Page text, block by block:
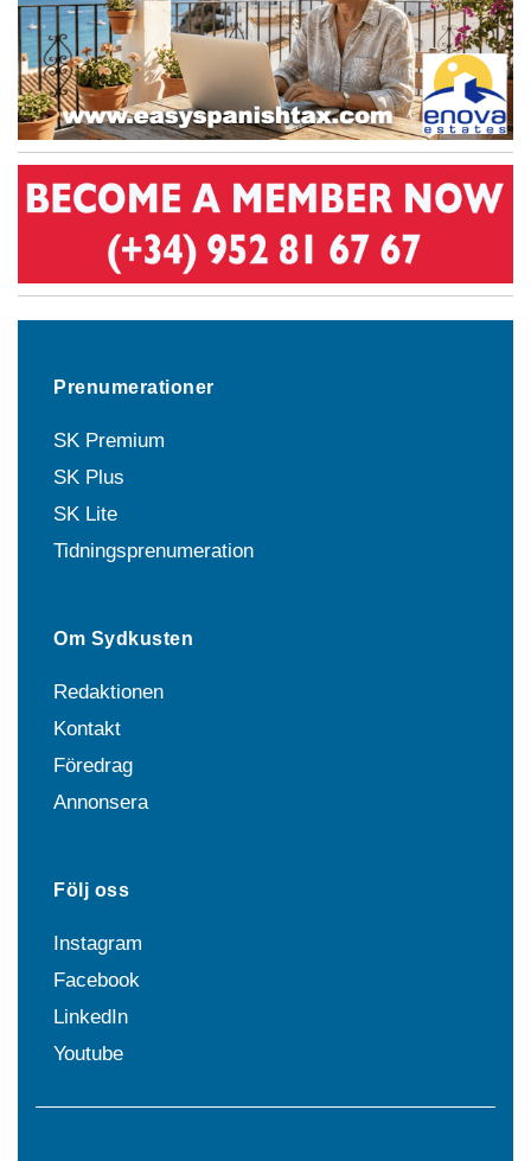
Prenumerationer
SK Premium
SK Plus
SK Lite
Tidningsprenumeration
Om Sydkusten
Redaktionen
Kontakt
Föredrag
Annonsera
Följ oss
Instagram
Facebook
LinkedIn
Youtube